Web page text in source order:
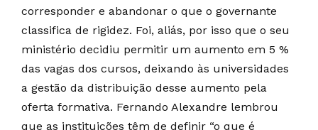
corresponder e abandonar o que o governante
classifica de rigidez. Foi, aliás, por isso que o seu
ministério decidiu permitir um aumento em 5 %
das vagas dos cursos, deixando às universidades
a gestão da distribuição desse aumento pela
oferta formativa. Fernando Alexandre lembrou
que as instituições têm de definir “o que é